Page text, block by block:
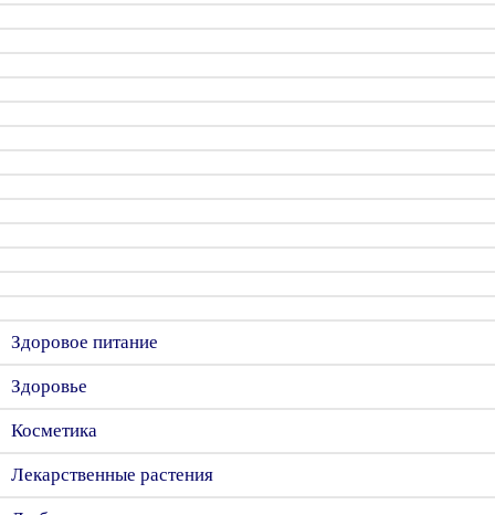
Здоровое питание
Здоровье
Косметика
Лекарственные растения